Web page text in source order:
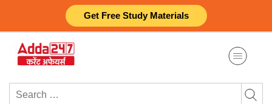
Get Free Study Materials
content
Search